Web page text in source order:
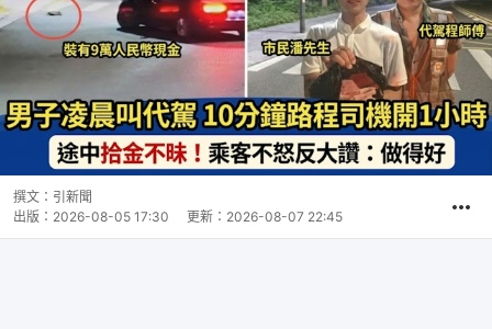
撰文： 引新聞
出版： 2026-08-05 17:30 更新： 2026-08-07 22:45